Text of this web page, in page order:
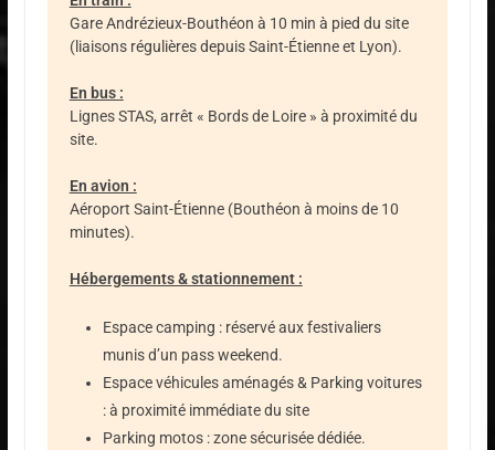
Gare Andrézieux-Bouthéon à 10 min à pied du site
(liaisons régulières depuis Saint-Étienne et Lyon).
En bus :
Lignes STAS, arrêt « Bords de Loire » à proximité du
site.
En avion :
Aéroport Saint-Étienne (Bouthéon à moins de 10
minutes).
Hébergements & stationnement :
Espace camping : réservé aux festivaliers
munis d’un pass weekend.
Espace véhicules aménagés & Parking voitures
: à proximité immédiate du site
Parking motos : zone sécurisée dédiée.